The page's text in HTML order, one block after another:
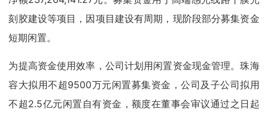
刻胶建设等项目，因项目建设有周期，现阶段部分募集资金
短期闲置。
为提高资金使用效率，公司计划用闲置资金现金管理。珠海
容大拟用不超9500万元闲置募集资金，公司及子公司拟用
不超2.5亿元闲置自有资金，额度在董事会审议通过之日起